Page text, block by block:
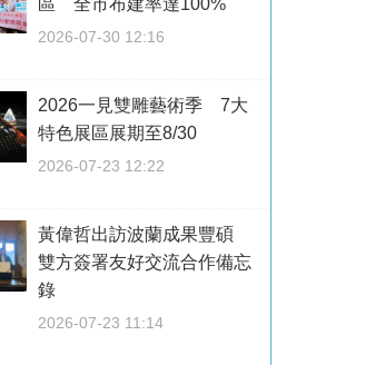
區 全市布建率達100%
2026-07-30 12:16
2026一見雙雕藝術季 7大
特色展區展期至8/30
2026-07-23 12:22
黃偉哲出訪波蘭成果豐碩
雙方簽署友好交流合作備忘
錄
2026-07-23 11:14